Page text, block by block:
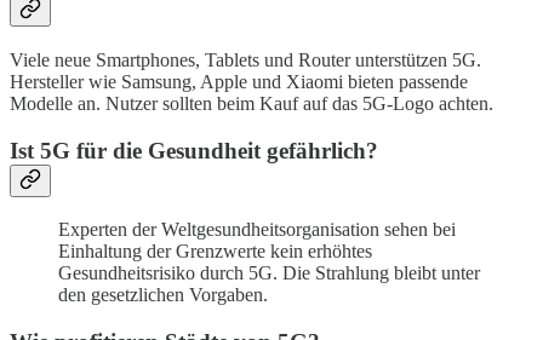
Viele neue Smartphones, Tablets und Router unterstützen 5G.
Hersteller wie Samsung, Apple und Xiaomi bieten passende
Modelle an. Nutzer sollten beim Kauf auf das 5G-Logo achten.
Ist 5G für die Gesundheit gefährlich?
Experten der Weltgesundheitsorganisation sehen bei
Einhaltung der Grenzwerte kein erhöhtes
Gesundheitsrisiko durch 5G. Die Strahlung bleibt unter
den gesetzlichen Vorgaben.